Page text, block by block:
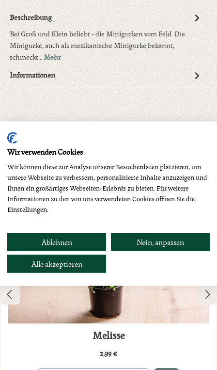
Wir verwenden Cookies
Wir können diese zur Analyse unserer Besucherdaten platzieren, um
unsere Webseite zu verbessern, personalisierte Inhalte anzuzeigen und
Ihnen ein großartiges Webseiten-Erlebnis zu bieten. Für weitere
Informationen zu den von uns verwendeten Cookies öffnen Sie die
Einstellungen.
Ablehnen Nein, anpassen
Alle akzeptieren
Beschreibung
Bei Groß und Klein beliebt - die Minigurken vom Feld Die
Minigurke, auch als mexikanische Minigurke bekannt,
schmeckt…Mehr
Informationen
Produktgalerie überspringen
Dazu empfehlen wir
Melisse
Regulärer Preis:
2,99 €